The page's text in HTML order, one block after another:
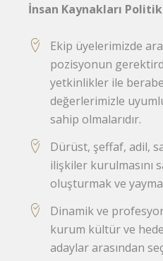
İnsan Kaynakları
Ekip üyelerimizde
pozisyonun
yetkinlikler ile
değerlerimizle
sahip olmalarıdır.
Dürüst, şeffaf, adil,
ilişkiler kurulmasını
oluşturmak ve
Dinamik ve
kurum kültür ve
adaylar arasından